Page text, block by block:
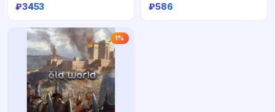
Купить
₽3453 ₽586
1%